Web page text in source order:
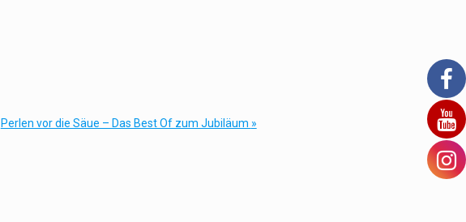
Perlen vor die Säue – Das Best Of zum Jubiläum »